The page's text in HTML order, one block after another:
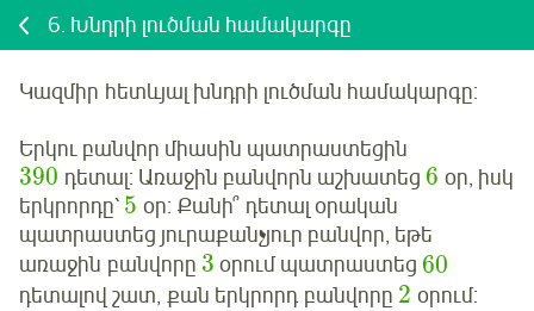
6. Խնդրի լուծման համակարգը
Կազմիր հետևյալ խնդրի լուծման համակարգը:
Երկու բանվոր միասին պատրաստեցին
390 դետալ: Առաջին բանվորն աշխատեց 6 օր, իսկ
երկրորդը՝ 5 օր: Քանի՞ դետալ օրական
պատրաստեց յուրաքանչյուր բանվոր, եթե
առաջին բանվորը 3 օրում պատրաստեց 60
դետալով շատ, քան երկրորդբանվորը 2 օրում: